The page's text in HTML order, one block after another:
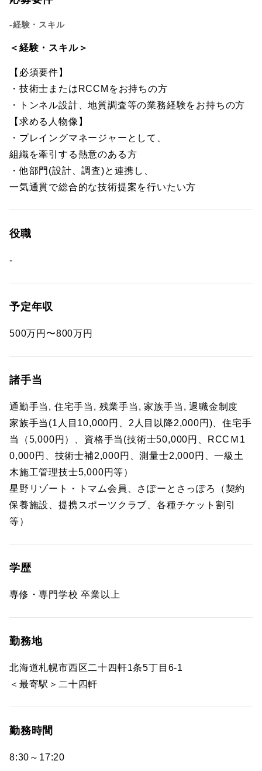
-経験・スキル
＜経験・スキル＞
【必須要件】
・技術士またはRCCMをお持ちの方
・トンネル設計、地質調査等の業務経験をお持ちの方
【求める人物像】
・プレイングマネージャーとして、
組織を牽引する熱意のある方
・他部門(設計、調査)と連携し、
一気通貫で総合的な技術提案を行いたい方
役職
-
予定年収
500万円〜800万円
諸手当
通勤手当, 住宅手当, 残業手当, 家族手当, 退職金制度
家族手当(1人目10,000円、2人目以降2,000円)、住宅手
当（5,000円）、資格手当(技術士50,000円、RCCＭ1
0,000円、技術士補2,000円、測量士2,000円、一級土
木施工管理技士5,000円等）
星野リゾート・トマム会員、さぽーとさっぽろ（契約
保養施設、提携スポーツクラブ、各種チケット割引
等）
学歴
専修・専門学校 卒業以上
勤務地
北海道札幌市西区二十四軒1条5丁目6-1
＜最寄駅＞二十四軒
勤務時間
8:30～17:20